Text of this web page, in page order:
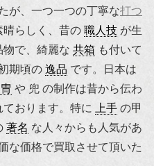
が、一つ一つの丁寧な打つ
晴らしく、昔の 職人技 が生
で、綺麗な 共箱 も付いて
期頃の 逸品 です。日本は
や 兜 の制作は昔から伝わ
ております。特に 上手 の甲
著名 な人々からも人気があ
な価格で買取させて頂いた